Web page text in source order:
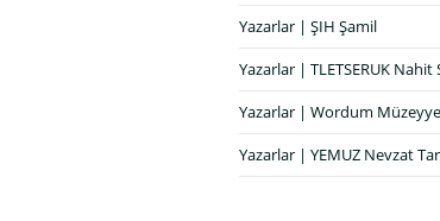
Yazarlar | ŞIH Şamil
Yazarlar | TLETSERUK Nahit
Yazarlar | Wordum
Yazarlar | YEMUZ Nevzat